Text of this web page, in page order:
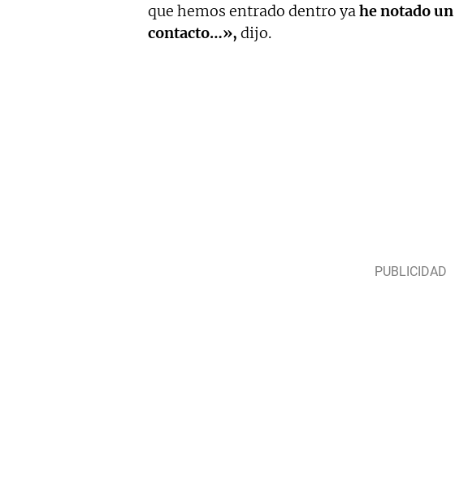
que hemos entrado dentro yahe notado
contacto…», dijo.